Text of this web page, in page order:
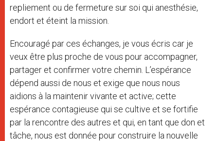
repliement ou de fermeture sur soi qui anesthésie,
endort et éteint la mission.
Encouragé par ces échanges, je vous écris car je
veux être plus proche de vous pour accompagner,
partager et confirmer votre chemin. L’espérance
dépend aussi de nous et exige que nous nous
aidions à la maintenir vivante et active; cette
espérance contagieuse qui se cultive et se fortifie
par la rencontre des autres et qui, en tant que don et
tâche, nous est donnée pour construire la nouvelle